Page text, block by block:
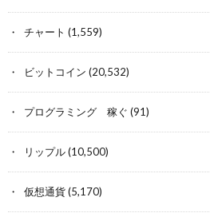
チャート (1,559)
ビットコイン (20,532)
プログラミング 稼ぐ (91)
リップル(10,500)
仮想通貨(5,170)